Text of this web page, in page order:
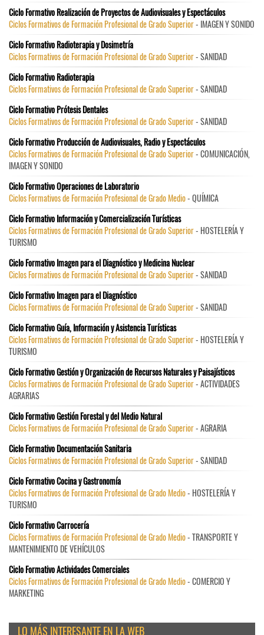
Ciclo Formativo Realización de Proyectos de Audiovisuales y Espectáculos
Ciclos Formativos de Formación Profesional de Grado Superior- IMAGEN Y SONIDO
Ciclo Formativo Radioterapia y Dosimetría
Ciclos Formativos de Formación Profesional de Grado Superior- SANIDAD
Ciclo Formativo Radioterapia
Ciclos Formativos de Formación Profesional de Grado Superior- SANIDAD
Ciclo Formativo Prótesis Dentales
Ciclos Formativos de Formación Profesional de Grado Superior- SANIDAD
Ciclo Formativo Producción de Audiovisuales, Radio y Espectáculos
Ciclos Formativos de Formación Profesional de Grado Superior- COMUNICACIÓN,
IMAGEN Y SONIDO
Ciclo Formativo Operaciones de Laboratorio
Ciclos Formativos de Formación Profesional de Grado Medio- QUÍMICA
Ciclo Formativo Información y Comercialización Turísticas
Ciclos Formativos de Formación Profesional de Grado Superior- HOSTELERÍA Y
TURISMO
Ciclo Formativo Imagen para el Diagnóstico y Medicina Nuclear
Ciclos Formativos de Formación Profesional de Grado Superior- SANIDAD
Ciclo Formativo Imagen para el Diagnóstico
Ciclos Formativos de Formación Profesional de Grado Superior- SANIDAD
Ciclo Formativo Guía, Información y Asistencia Turísticas
Ciclos Formativos de Formación Profesional de Grado Superior- HOSTELERÍA Y
TURISMO
Ciclo Formativo Gestión y Organización de Recursos Naturales y Paisajísticos
Ciclos Formativos de Formación Profesional de Grado Superior- ACTIVIDADES
AGRARIAS
Ciclo Formativo Gestión Forestal y del Medio Natural
Ciclos Formativos de Formación Profesional de Grado Superior- AGRARIA
Ciclo Formativo Documentación Sanitaria
Ciclos Formativos de Formación Profesional de Grado Superior- SANIDAD
Ciclo Formativo Cocina y Gastronomía
Ciclos Formativos de Formación Profesional de Grado Medio- HOSTELERÍA Y
TURISMO
Ciclo Formativo Carrocería
Ciclos Formativos de Formación Profesional de Grado Medio- TRANSPORTE Y
MANTENIMIENTO DE VEHÍCULOS
Ciclo Formativo Actividades Comerciales
Ciclos Formativos de Formación Profesional de Grado Medio- COMERCIO Y
MARKETING
LO MÁS INTERESANTE EN LA WEB